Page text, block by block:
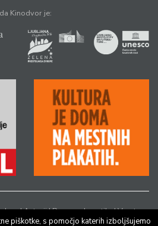
Kinodvor je:
|Avtorji|Pravno obvestilo|Varstvo
piškotke, s pomočjo katerih izboljšujemo